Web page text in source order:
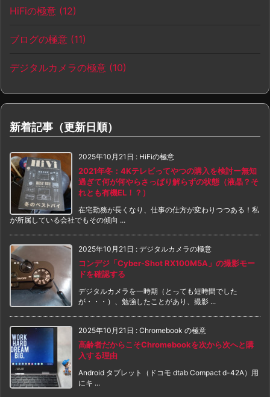
HiFiの極意 (12)
ブログの極意 (11)
デジタルカメラの極意 (10)
新着記事（更新日順）
2025年10月21日 : HiFiの極意
2021年冬：4Kテレビってやつの購入を検討ー無知
過ぎて何が何やらさっぱり解らずの状態（液晶？そ
れとも有機EL！？）
在宅勤務が長くなり、仕事の仕方が変わりつつある！私
が所属している会社でもその傾向 ...
2025年10月21日 : デジタルカメラの極意
コンデジ「Cyber-Shot RX100M5A」の撮影モー
ドを確認する
デジタルカメラを一時期（とっても短時間でした
が・・・）、勉強したことがあり、撮影 ...
2025年10月21日 : Chromebook の極意
高齢者だからこそChromebookを次から次へと購
入する理由
Android タブレット（ドコモ dtab Compact d-42A）用
にキ ...